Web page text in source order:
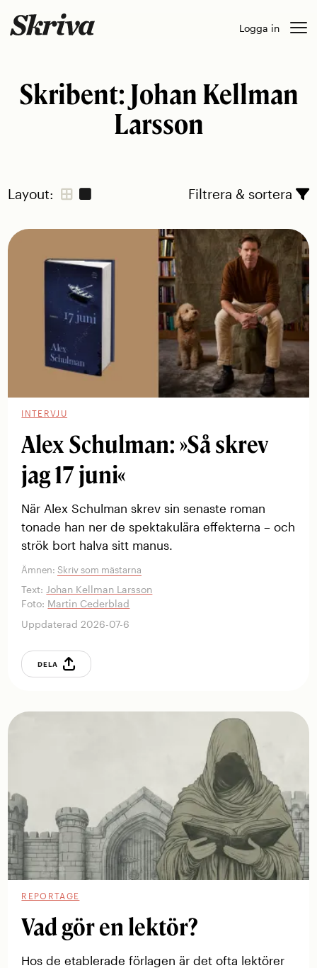
to
Logga in
Skribent:Johan Kellman
Larsson
Layout: Filtrera & sortera
INTERVJU
Alex Schulman: »Så skrev
jag 17 juni«
När Alex Schulman skrev sin senaste roman
tonade han ner de spektakulära effekterna – och
strök bort halva sitt manus.
Ämnen:Skriv som mästarna
Text: Johan Kellman Larsson
Foto: Martin Cederblad
Uppdaterad 2026-07-6
DELA
REPORTAGE
Vad gör en lektör?
Hos de etablerade förlagen är det ofta lektörer